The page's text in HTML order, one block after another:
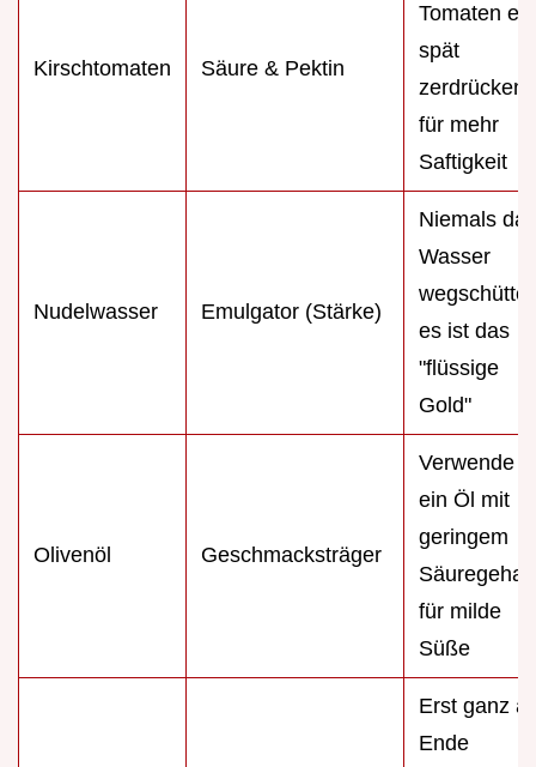
Kirschtomaten Säure & Pektin
Tomaten
spät
zerdrücken
für mehr
Saftigkeit
Nudelwasser Emulgator (Stärke)
Niemals das
Wasser
es ist das
"flüssige
Gold"
Olivenöl Geschmacksträger
Verwende
ein Öl mit
geringem
Säuregehalt
für milde
Süße
Erst ganz
Ende